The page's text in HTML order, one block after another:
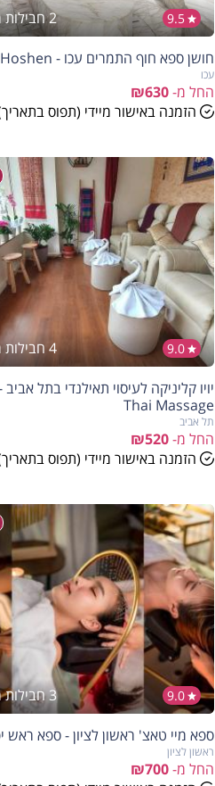
5% בהזמנה להיום
9.5 2 חבילות מתאימות
חושן ספא חוף התמרים עכו - Spa Hoshen
עכו
החל מ-₪630
הזמנה באישור מיידי (תפוס
9.0 4 חבילות מתאימות
Thai Massage
תל אביב
החל מ-₪520
הזמנה באישור מיידי (תפוס
9.0 3 חבילות מתאימות
ספא מיי טאצ' ראשון לציון - ספא ראש
ראשון לציון
החל מ-₪700